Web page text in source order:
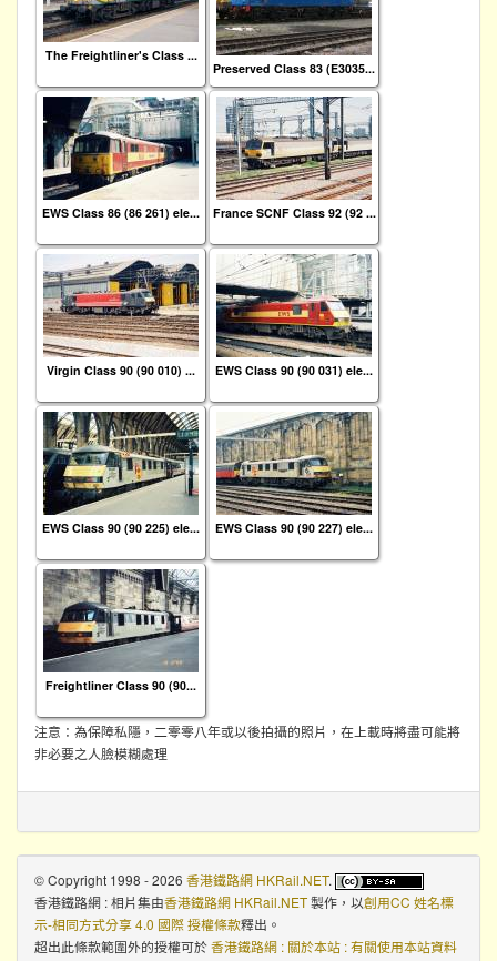
The Freightliner's Class ...
Preserved Class 83 (E3035...
EWS Class 86 (86 261) ele... France SCNF Class 92 (92 ...
Virgin Class 90 (90 010) ... EWS Class 90 (90 031) ele...
EWS Class 90 (90 225) ele... EWS Class 90 (90 227) ele...
Freightliner Class 90 (90...
注意：為保障私隱，二零零八年或以後拍攝的照片，在上載時將盡可能將
非必要之人臉模糊處理
© Copyright 1998 - 2026 香港鐵路網 HKRail.NET.
香港鐵路網 : 相片集由香港鐵路網 HKRail.NET製作，以創用CC 姓名標
示-相同方式分享 4.0 國際 授權條款釋出。
超出此條款範圍外的授權可於香港鐵路網 : 關於本站 : 有關使用本站資料